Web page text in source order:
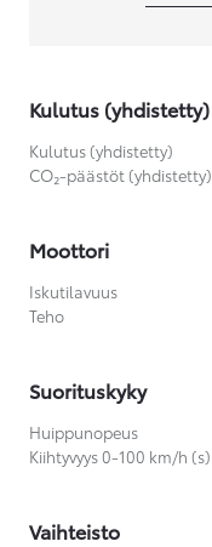
Kulutus (yhdistetty)
Kulutus (yhdistetty)
CO₂-päästöt (yhdistetty)
Moottori
Iskutilavuus
Teho
Suorituskyky
Huippunopeus
Kiihtyvyys 0-100 km/h (s)
Vaihteisto